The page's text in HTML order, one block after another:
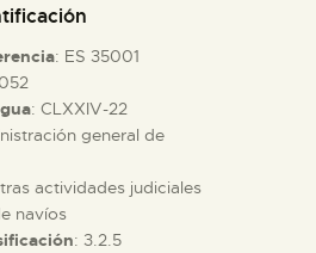
LA VISITA
: ES 35001
: CLXXIV-22
general de
actividades judiciales
navíos
: 3.2.5